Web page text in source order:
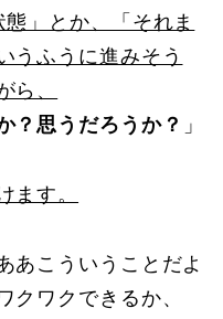
態」とか、「それま
うふうに進みそう
ら、
？思うだろうか？ 」
ます。
あこういうことだよ
クワクできるか、